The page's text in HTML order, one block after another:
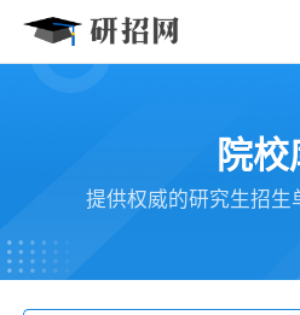
院校
提供权威的研究生招生